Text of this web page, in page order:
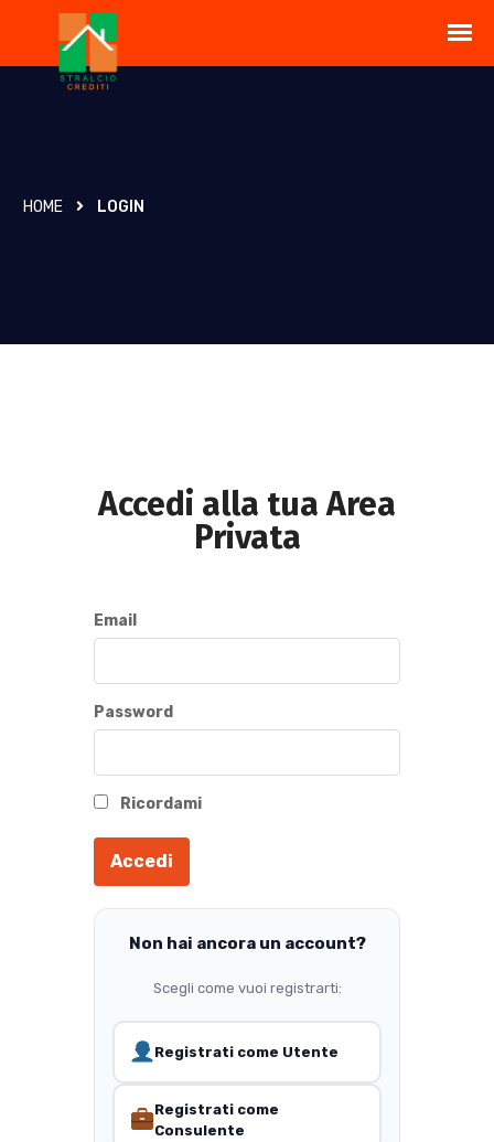
HOME LOGIN
Accedi alla tua Area
Privata
Email
Password
Ricordami
Accedi
Non hai ancora un account?
Scegli come vuoi registrarti:
Registrati come Utente
Registrati come
Consulente